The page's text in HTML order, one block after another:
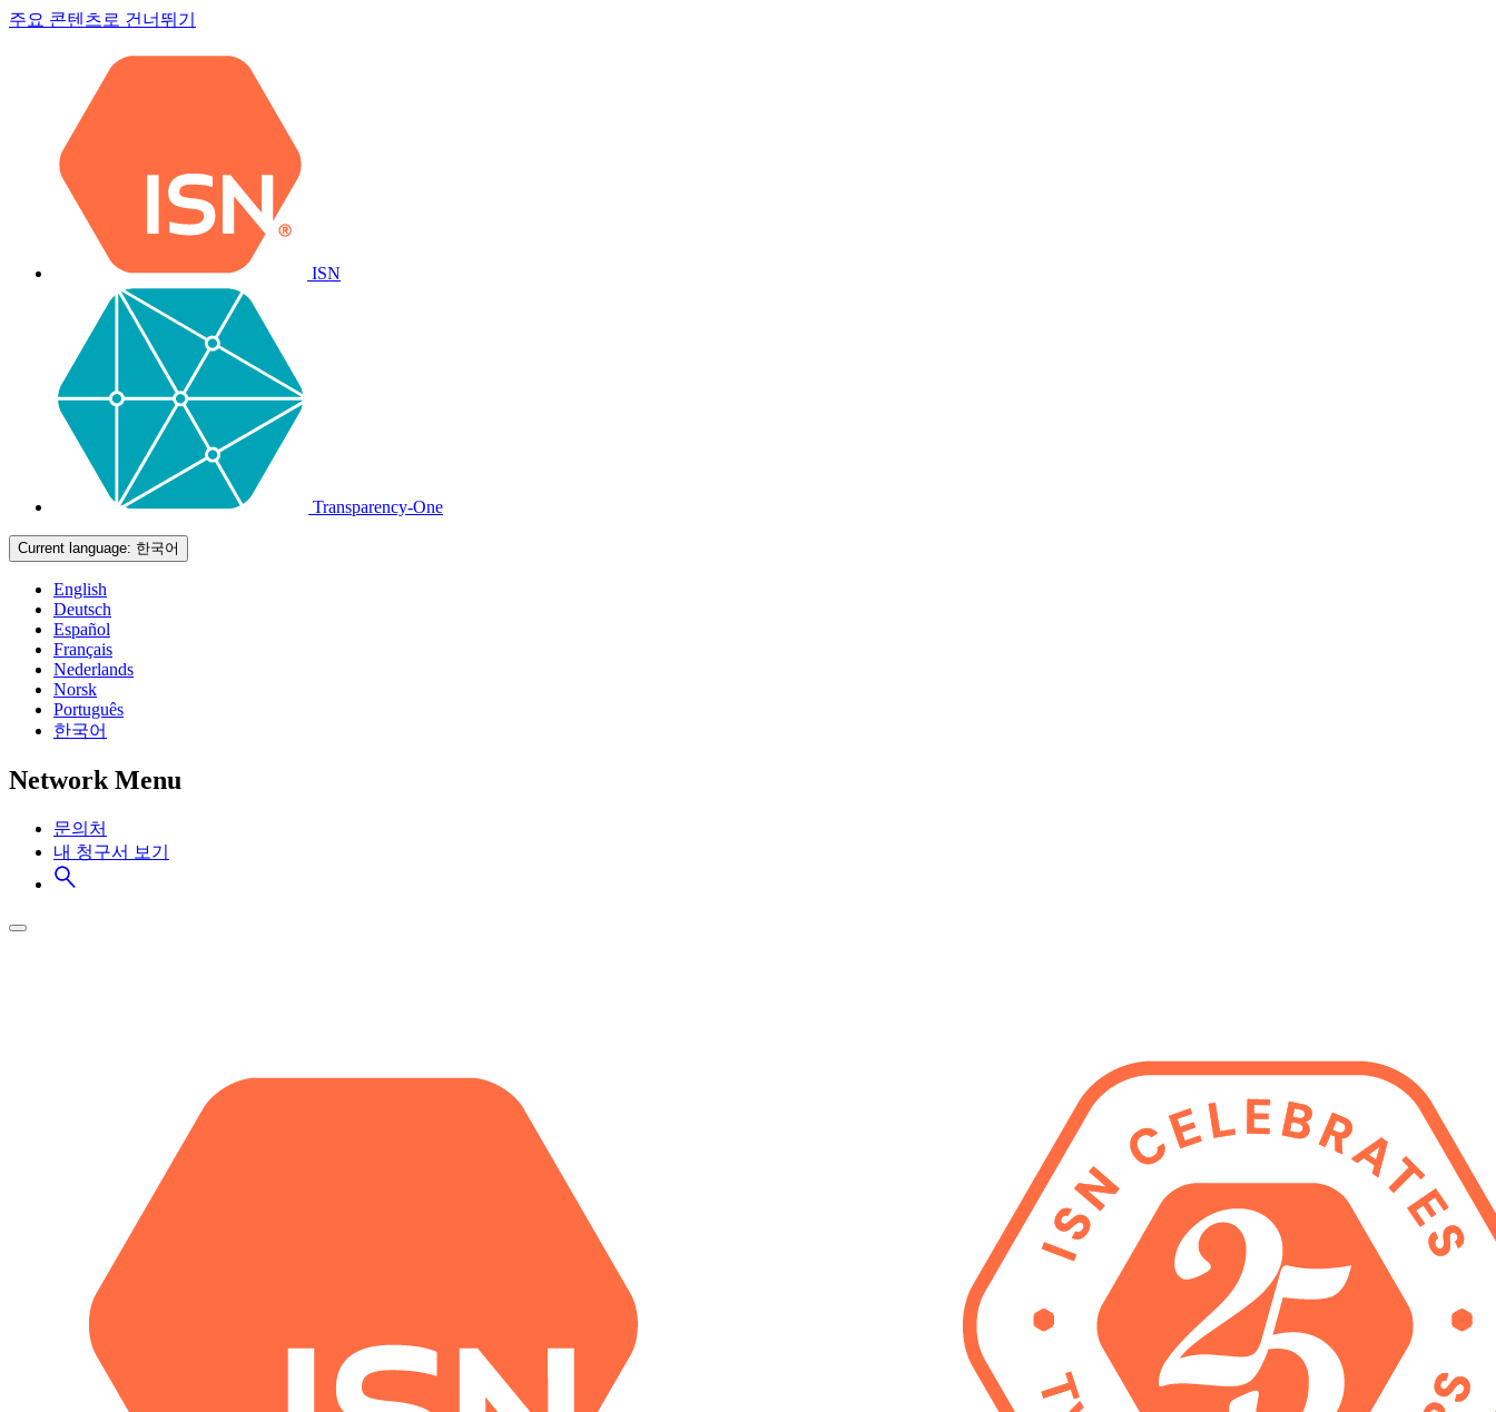
주요 콘텐츠로 건너뛰기
ISN
Transparency-One
Current language: 한국어
English
Deutsch
Español
Français
Nederlands
Norsk
Português
한국어
Network Menu
문의처
내 청구서 보기